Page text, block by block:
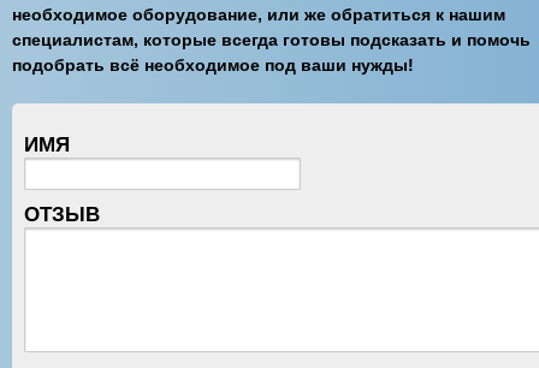
необходимое оборудование, или же обратиться к нашим
специалистам, которые всегда готовы подсказать и помочь
подобрать всё необходимое под ваши нужды!
ИМЯ
ОТЗЫВ